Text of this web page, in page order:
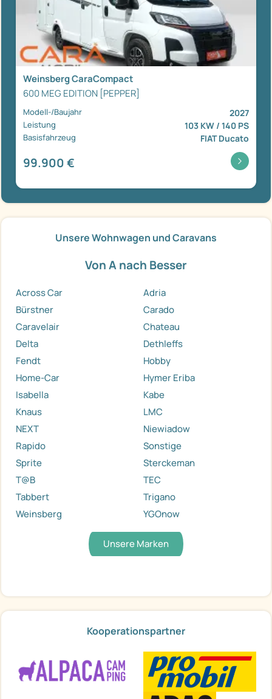
Weinsberg CaraCompact
600 MEG EDITION [PEPPER]
Modell-/Baujahr 2027
Leistung 103 KW / 140 PS
Basisfahrzeug FIAT Ducato
99.900 €
Unsere Wohnwagen und Caravans
Von A nach Besser
Across Car
Adria
Bürstner
Carado
Caravelair
Chateau
Delta
Dethleffs
Fendt
Hobby
Home-Car
Hymer Eriba
Isabella
Kabe
Knaus
LMC
NEXT
Niewiadow
Rapido
Sonstige
Sprite
Sterckeman
T@B
TEC
Tabbert
Trigano
Weinsberg
YGOnow
Unsere Marken
Kooperationspartner